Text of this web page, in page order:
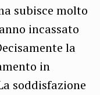
subisce molto
incassato
la
in
soddisfazione